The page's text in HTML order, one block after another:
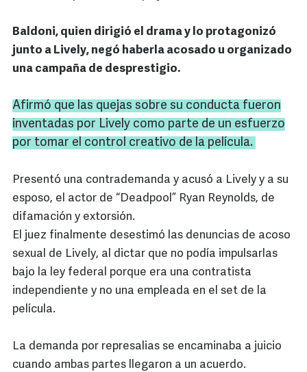
Baldoni, quien dirigió el drama y lo protagonizó
junto a Lively, negó haberla acosado u organizado
una campaña de desprestigio.
Afirmó que las quejas sobre su conducta fueron
inventadas por Lively como parte de un esfuerzo
por tomar el control creativo de la película.
Presentó una contrademanda y acusó a Lively y a su
esposo, el actor de “Deadpool” Ryan Reynolds, de
difamación y extorsión.
El juez finalmente desestimó las denuncias de acoso
sexual de Lively, al dictar que no podía impulsarlas
bajo la ley federal porque era una contratista
independiente y no una empleada en el set de la
película.
La demanda por represalias se encaminaba a juicio
cuando ambas partes llegaron a un acuerdo.